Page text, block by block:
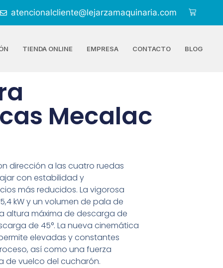
atencionalcliente@lejarzamaquinaria.com
TIENDA ONLINE EMPRESA CONTACTO BLOG
Mecalac
dirección a las cuatro ruedas
con estabilidad y
más reducidos. La vigorosa
kW y un volumen de pala de
altura máxima de descarga de
de 45°. La nueva cinemática
elevadas y constantes
así como una fuerza
de vuelco del cucharón.